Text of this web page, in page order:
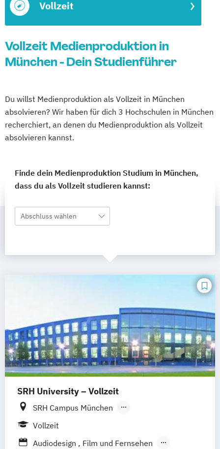
Vollzeit
Vollzeit Medienproduktion in
München - Dein Studienführer
Du willst Medienproduktion als Vollzeit in München
absolvieren? Wir haben für dich 3 Hochschulen in München
recherchiert, an denen du Medienproduktion als Vollzeit
absolvieren kannst.
Finde dein Medienproduktion Studium in München,
dass du als Vollzeit studieren kannst:
Abschluss wählen
SRH University – Vollzeit
SRH Campus München
SRH Campus Heidelberg
Vollzeit
Audiodesign
Film und Fernsehen